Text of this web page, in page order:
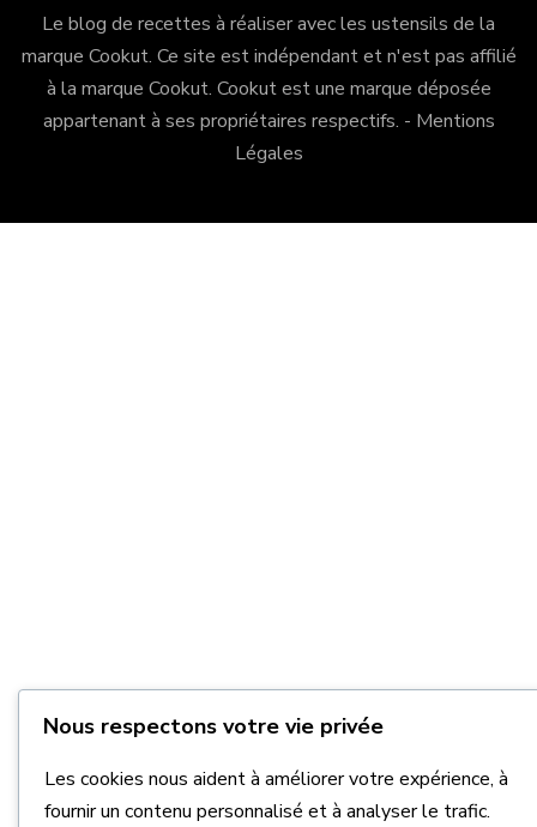
Le blog de recettes à réaliser avec les ustensils de la
marque Cookut. Ce site est indépendant et n'est pas affilié
à la marque Cookut. Cookutest une marque déposée
appartenant à ses propriétaires respectifs. - Mentions
Légales
Nous respectons votre vie privée
Les cookies nous aident à améliorer votre expérience, à
fournir un contenu personnalisé et à analyser le trafic.